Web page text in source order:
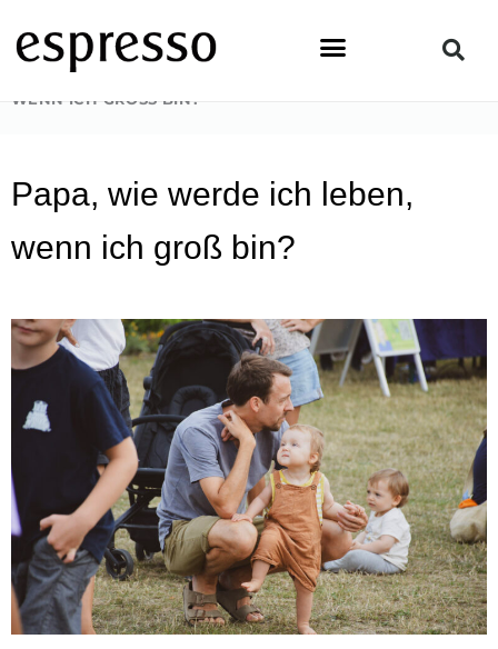
Inhalt
springen
STARTSEITE
WENN ICH GROSS BIN?
Papa, wie werde ich leben,
wenn ich groß bin?